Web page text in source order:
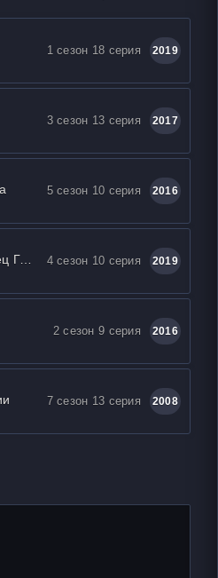
1 сезон 18 серия 2019
3 сезон 13 серия 2017
5 сезон 10 серия 2016
Крёстный отец Гарлема 4 сезон 10 серия 2019
2 сезон 9 серия 2016
7 сезон 13 серия 2008